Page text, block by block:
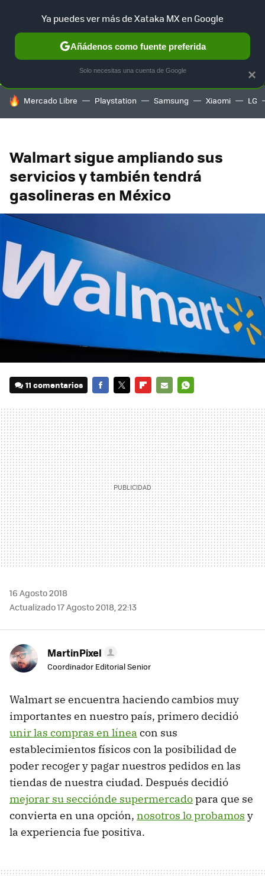
SELECCIÓN GAMING HOME AUTO TERRITORIO
HOY SE HABLA DE
Mercado Libre Playstation Samsung Xiaomi LG
Walmart sigue ampliando sus
servicios y también tendrá
gasolineras en México
11 comentarios
MAIL
16 Agosto 2018
Actualizado 17 Agosto 2018, 22:13
MartinPixel
Coordinador Editorial Senior
Walmart se encuentra haciendo cambios muy
importantes en nuestro país, primero decidió
unir las compras en línea con sus
establecimientos físicos con la posibilidad de
poder recoger y pagar nuestros pedidos en las
tiendas de nuestra ciudad. Después decidió
mejorar su secciónde supermercadopara que se
convierta en una opción, nosotros lo probamos y
la experiencia fue positiva.
×
Ya puedes ver más de Xataka MX en Google
Añádenos como fuente preferida
Solo necesitas una cuenta de Google